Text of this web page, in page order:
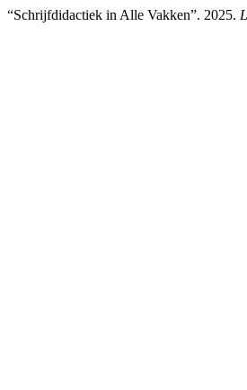
“Schrijfdidactiek in Alle Vakken”. 2025.